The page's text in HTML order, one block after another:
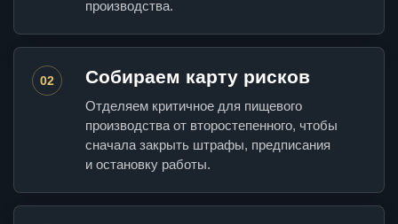
производства.
02 Собираем карту рисков
Отделяем критичное для пищевого
производства от второстепенного, чтобы
сначала закрыть штрафы, предписания
и остановку работы.